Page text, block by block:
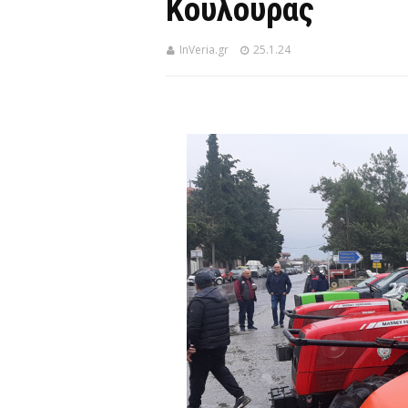
Κουλούρας
InVeria.gr 25.1.24